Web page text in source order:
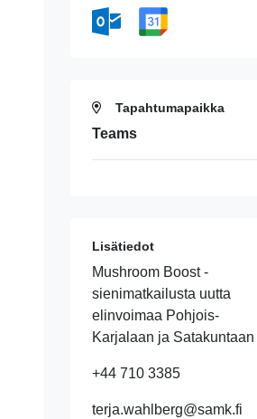
Tapahtumapaikka
Teams
Lisätiedot
Mushroom Boost -
sienimatkailusta uutta
elinvoimaa Pohjois-
Karjalaan ja Satakuntaan
+44 710 3385
terja.wahlberg@samk.fi